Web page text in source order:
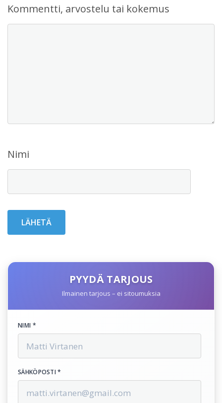
Kommentti, arvostelu tai kokemus
Nimi
PYYDÄ TARJOUS
Ilmainen tarjous – ei sitoumuksia
NIMI *
SÄHKÖPOSTI *